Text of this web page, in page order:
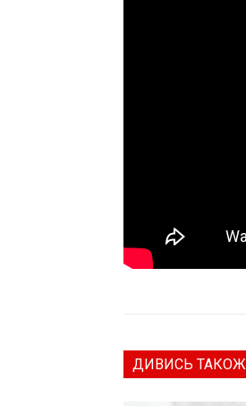
ДИВИСЬ ТАКОЖ